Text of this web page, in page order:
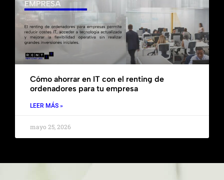
Cómo ahorrar en IT con el renting de
ordenadores para tu empresa
LEER MÁS »
mayo 25, 2026